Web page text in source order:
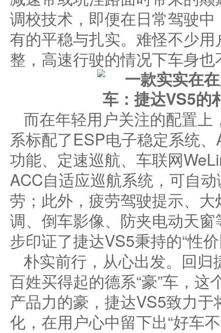
调校技术，即便在日常驾驶
有的平稳与扎实。难怪不少
整，高速行驶的情况下车身
而在年轻用户关注的配置
系标配了ESP电子稳定系统
功能、定速巡航、车联网
ACC自适应巡航系统，可自
劳；此外，疲劳驾驶提示、
调、倒车影像、防夹电动天
步印证了捷达VS5秉持的“性
朴实前行，从心出发。回
百姓买得起的德系“豪”车，这
产品力的豪，捷达VS5致力
化，在用户心中留下出“好车